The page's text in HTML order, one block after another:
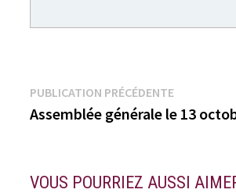
Navigation
de
PUBLICATION PRÉCÉDENTEPublication
Assemblée générale le 13
VOUS POURRIEZ AUSSI